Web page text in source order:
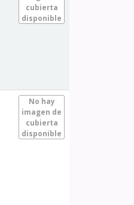
cubierta
disponible
No hay
imagen de
cubierta
disponible